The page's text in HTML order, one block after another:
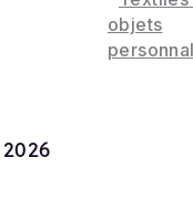
objets